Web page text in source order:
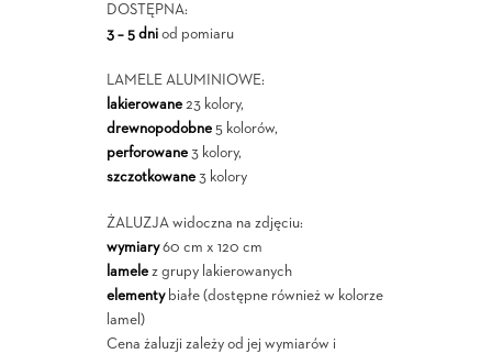
DOSTĘPNA:
3 – 5 dniod pomiaru
LAMELE ALUMINIOWE:
lakierowane23 kolory,
drewnopodobne5 kolorów,
perforowane3 kolory,
szczotkowane3 kolory
ŻALUZJA widoczna na zdjęciu:
wymiary60 cm x 120 cm
lamelez grupy lakierowanych
elementybiałe (dostępne również w kolorze
lamel)
Cena żaluzji zależy od jej wymiarów i